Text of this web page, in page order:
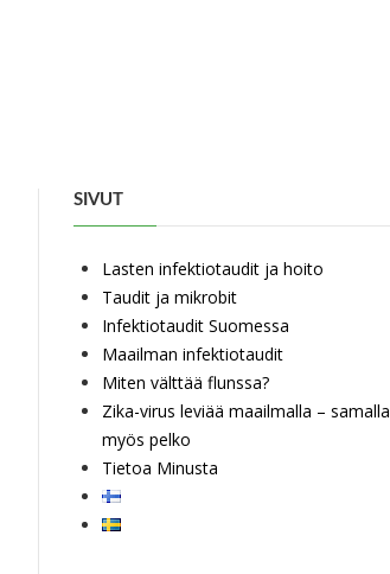
SIVUT
Lasten infektiotaudit ja hoito
Taudit ja mikrobit
Infektiotaudit Suomessa
Maailman infektiotaudit
Miten välttää flunssa?
Zika-virus leviää maailmalla – samalla
myös pelko
Tietoa Minusta